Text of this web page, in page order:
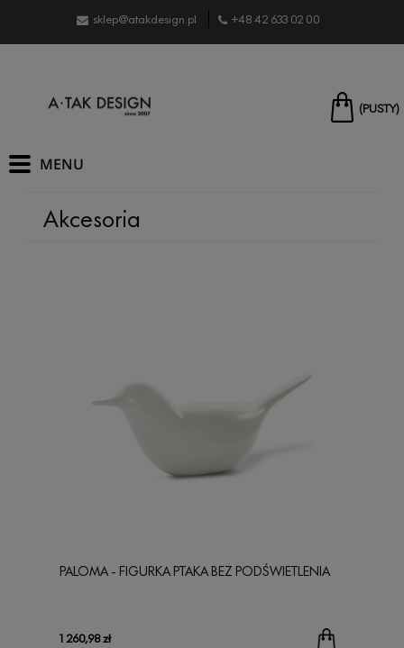
sklep@atakdesign.pl +48 42 633 02 00
(PUSTY)
Akcesoria
PALOMA - FIGURKA PTAKA BEZ PODŚWIETLENIA
1 260,98 zł